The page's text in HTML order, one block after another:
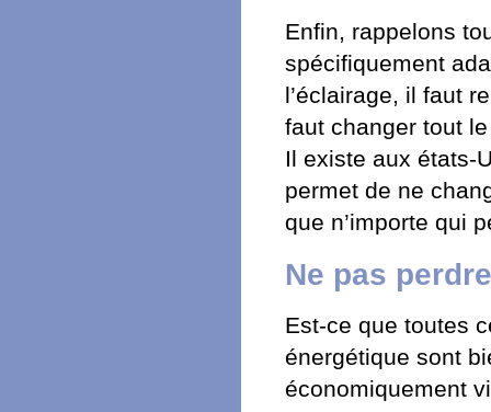
Enfin, rappelons
spécifiquement
l’éclairage, il faut
faut changer tout
Il existe aux états-
permet de ne
que n’importe qui
Ne pas
Est-ce que toutes
énergétique sont
économiquement